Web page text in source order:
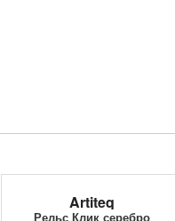
Artiteq
Рельс Клик серебро